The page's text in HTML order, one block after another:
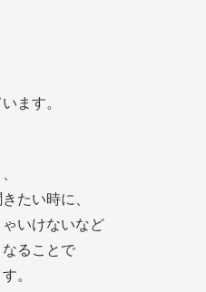
ます。
たい時に、
いけないなど
ることで
。